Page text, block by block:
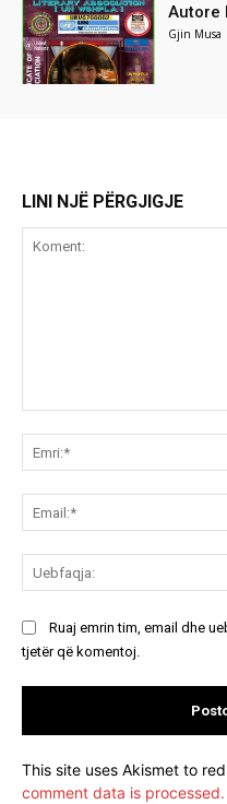
Autore
Gjin Musa
LINI NJË PËRGJIGJE
Ruaj emrin tim, email dhe
tjetër që komentoj.
This site uses Akismet to
comment data is processed.